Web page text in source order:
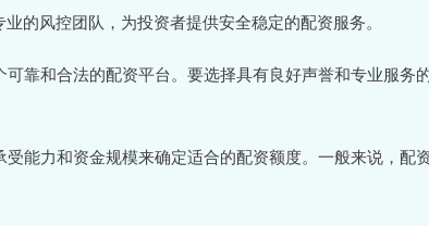
的风控团队，为投资者提供安全稳定的配资服务。
靠和合法的配资平台。要选择具有良好声誉和专业服务
能力和资金规模来确定适合的配资额度。一般来说，配